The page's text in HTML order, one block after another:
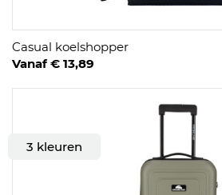
Casual koelshopper
Vanaf € 13,89
3 kleuren